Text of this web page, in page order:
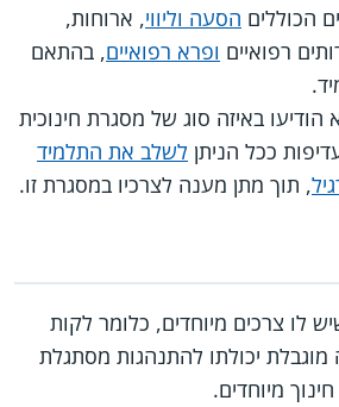
הכוללים הסעה וליווי, ארוחות,
רפואיים ופרא רפואיים, בהתאם
באיזה סוג של מסגרת חינוכית
ככל הניתן לשלב את התלמיד
, תוך מתן מענה לצרכיו במסגרת זו.
ילד בגיל 21-3 שיש לו צרכים מיוחדים, כלומר לקות
יכולתו להתנהגות מסתגלת
מיוחדים.